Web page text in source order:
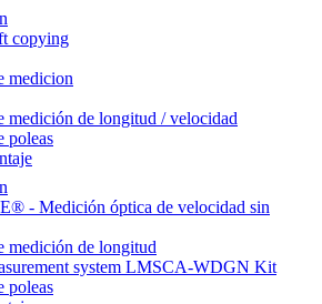
copying
medicion
medición de longitud / velocidad
poleas
- Medición óptica de velocidad sin
medición de longitud
system LMSCA-WDGN Kit
poleas